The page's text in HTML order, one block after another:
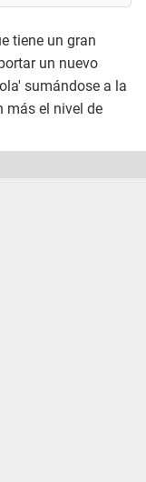
tiene un gran
un nuevo
sumándose a la
más el nivel de